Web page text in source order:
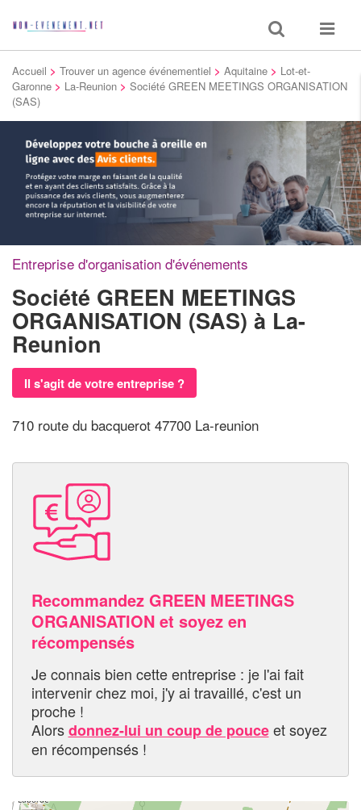
Toggle
search
Toggle
Accueil > Trouver un agence événementiel > Aquitaine > Lot-et-
Garonne > La-Reunion > Société GREEN MEETINGS ORGANISATION
(SAS)
Entreprise d'organisation d'événements
Société GREEN MEETINGS
ORGANISATION (SAS) à La-
Reunion
Il s'agit de votre entreprise ?
710 route du bacquerot 47700 La-reunion
Recommandez GREEN MEETINGS
ORGANISATION et soyez en
récompensés
Je connais bien cette entreprise : je l'ai fait
intervenir chez moi, j'y ai travaillé, c'est un
proche !
Alorsdonnez-lui un coup de pouceet soyez
en récompensés !